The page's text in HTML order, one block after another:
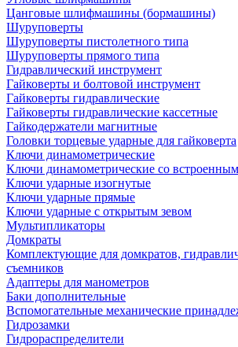
Цанговые шлифмашины (бормашины)
Шуруповерты
Шуруповерты пистолетного типа
Шуруповерты прямого типа
Гидравлический инструмент
Гайковерты и болтовой инструмент
Гайковерты гидравлические
Гайковерты гидравлические кассетные
Гайкодержатели магнитные
Головки торцевые ударные для гайковерта
Ключи динамометрические
Ключи динамометрические со
Ключи ударные изогнутые
Ключи ударные прямые
Ключи ударные с открытым зевом
Мультипликаторы
Домкраты
Комплектующие для домкратов,
съемников
Адаптеры для манометров
Баки дополнительные
Вспомогательные механические
Гидрозамки
Гидрораспределители